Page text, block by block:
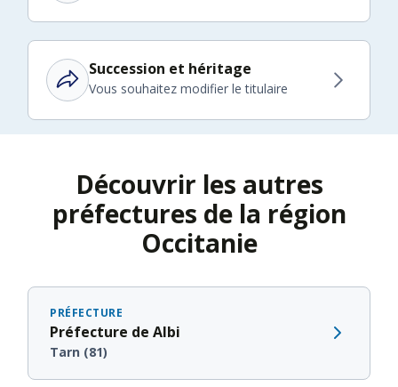
Succession et héritage
Vous souhaitez modifier le titulaire
Découvrir les autres
préfectures de la région
Occitanie
PRÉFECTURE
Préfecture de Albi
Tarn (81)